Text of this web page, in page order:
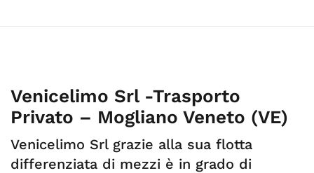
Venicelimo Srl -Trasporto
Privato – Mogliano Veneto (VE)
Venicelimo Srl grazie alla sua flotta
differenziata di mezzi è in grado di